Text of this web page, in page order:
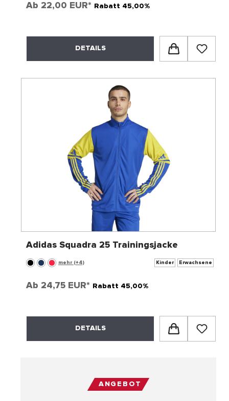
Ab 22,00 EUR* Rabatt 45,00%
DETAILS
Adidas Squadra 25 Trainingsjacke
mehr (+4) Kinder Erwachsene
Ab 24,75 EUR* Rabatt 45,00%
DETAILS
ANGEBOT